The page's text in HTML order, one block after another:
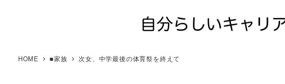
HOME ■家族 次女、中学最後の体育祭を終えて